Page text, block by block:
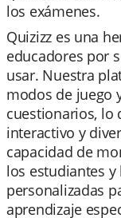
los exámenes.
Quizizz es una
educadores por
usar. Nuestra
modos de juego
cuestionarios, lo
interactivo y
capacidad de
los estudiantes
personalizadas
aprendizaje